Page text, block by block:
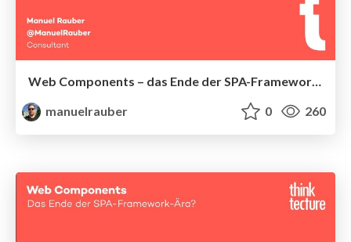
Web Components – das Ende der SPA-Framework-Ära?
manuelrauber
0 260